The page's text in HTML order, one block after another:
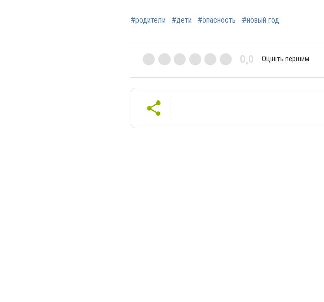
#родители #дети #опасность #новый год
0,0 Оцініть першим